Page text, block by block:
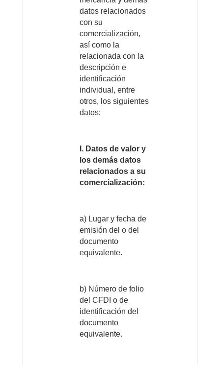
datos relacionados
con su
comercialización,
así como la
relacionada con la
descripción e
identificación
individual, entre
otros, los siguientes
datos:
I. Datos de valor y
los demás datos
relacionados a su
comercialización:
a) Lugar y fecha de
emisión del o del
documento
equivalente.
b) Número de folio
del CFDI o de
identificación del
documento
equivalente.